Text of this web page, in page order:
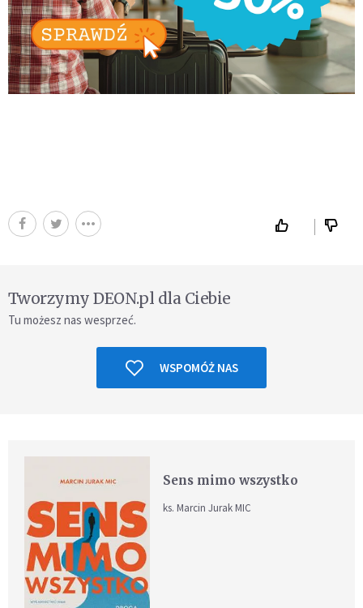
Tworzymy DEON.pl dla Ciebie
Tu możesz nas wesprzeć.
WSPOMÓŻ NAS
Sens mimo wszystko
ks. Marcin Jurak MIC